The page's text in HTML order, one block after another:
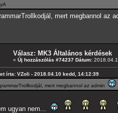
mert megbannol az
Válasz: MK3 Általános kérdések
« Új hozzászólás #74237 Dátum:
írta: VZoli - 2018.04.10 kedd, 14:12:39
mert megbannol az admin
ugyan nem...